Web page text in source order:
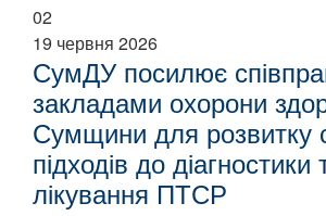
02
19 червня 2026
СумДУ посилює
закладами охорони
Сумщини для розвитку
підходів до діагностики
лікування ПТСР